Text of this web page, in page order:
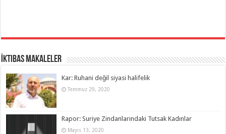
İktibas Makaleler
Kar: Ruhani değil siyasi halifelik
Temmuz 29, 2020
Rapor: Suriye Zindanlarındaki Tutsak Kadınlar
Mayıs 13, 2020